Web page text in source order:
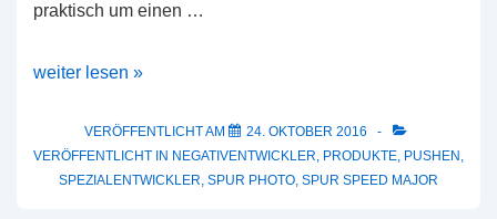
praktisch um einen …
Neu:
Major
weiter lesen »
VERÖFFENTLICHT AM
24. OKTOBER 2016
VERÖFFENTLICHT IN NEGATIVENTWICKLER, PRODUKTE, PUSHEN ,
SPEZIALENTWICKLER, SPUR PHOTO, SPUR SPEED MAJOR